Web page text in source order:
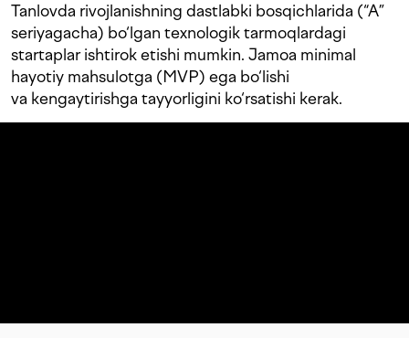
Tanlovda rivojlanishning dastlabki bosqichlarida (“A”
seriyagacha) bo‘lgan texnologik tarmoqlardagi
startaplar ishtirok etishi mumkin. Jamoa minimal
hayotiy mahsulotga (MVP) ega bo‘lishi
va kengaytirishga tayyorligini ko‘rsatishi kerak.